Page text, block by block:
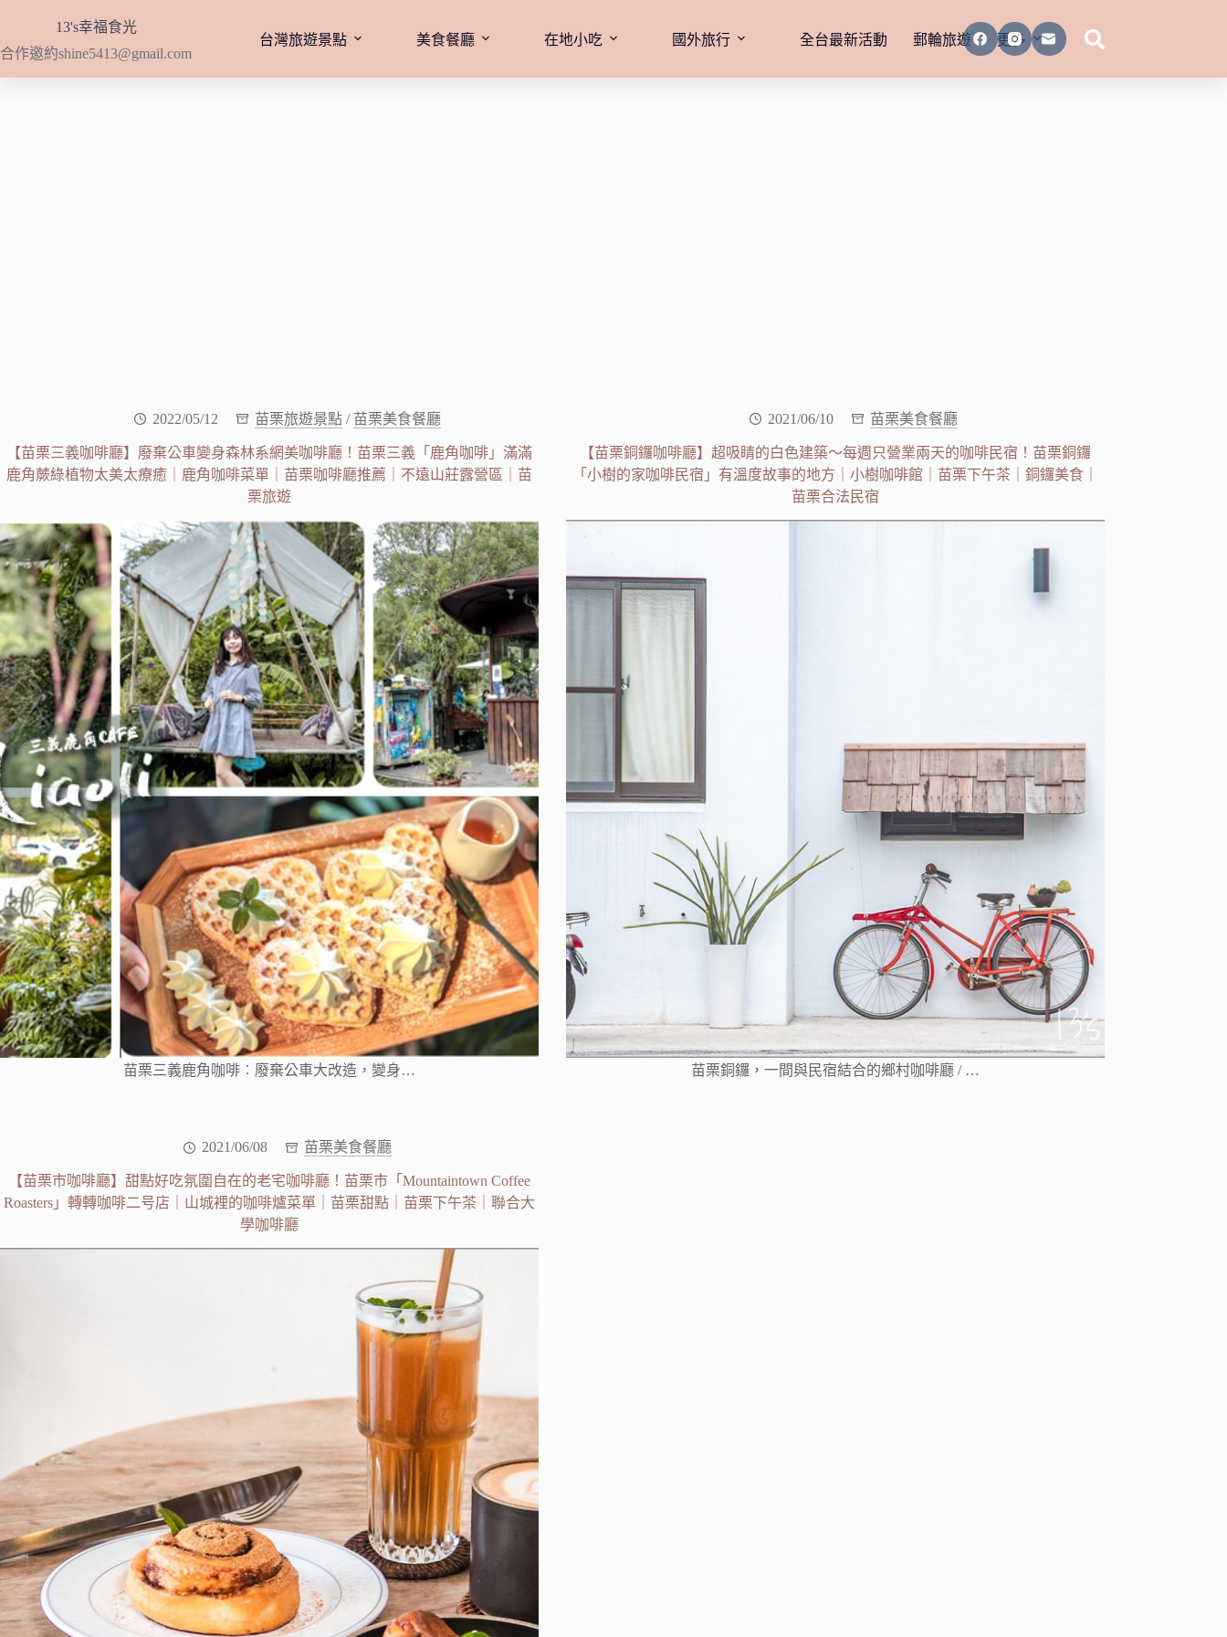
主
要
13's幸福食光
合作邀約shine5413@gmail.com
台灣旅遊景點 美食餐廳 在地小吃 國外旅行 全台最新活動 郵輪旅遊 更多
2022/05/12 苗栗旅遊景點/ 苗栗美食餐廳
【苗栗三義咖啡廳】廢棄公車變身森林系網美咖啡廳！苗栗三義「鹿角咖啡」滿滿
鹿角蕨綠植物太美太療癒｜鹿角咖啡菜單｜苗栗咖啡廳推薦｜不遠山莊露營區｜苗
栗旅遊
苗栗三義鹿角咖啡︰廢棄公車大改造，變身…
2021/06/10 苗栗美食餐廳
【苗栗銅鑼咖啡廳】超吸睛的白色建築～每週只營業兩天的咖啡民宿！苗栗銅鑼
「小樹的家咖啡民宿」有溫度故事的地方｜小樹咖啡館｜苗栗下午茶｜銅鑼美食｜
苗栗合法民宿
苗栗銅鑼，一間與民宿結合的鄉村咖啡廳 / …
2021/06/08 苗栗美食餐廳
【苗栗市咖啡廳】甜點好吃氛圍自在的老宅咖啡廳！苗栗市「Mountaintown Coffee
Roasters」轉轉咖啡二号店｜山城裡的咖啡爐菜單｜苗栗甜點｜苗栗下午茶｜聯合大
學咖啡廳